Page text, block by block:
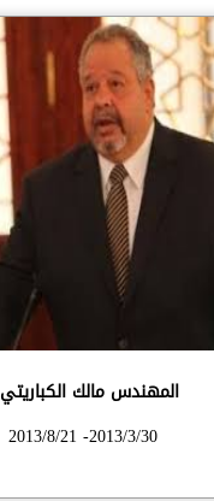
المهندس مالك الكباريتي
2013/3/30- 2013/8/21